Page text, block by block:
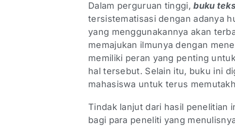
Dalam perguruan tinggi,buku
tersistematisasi dengan adanya
yang menggunakannya akan
memajukan ilmunya dengan
memiliki peran yang penting
hal tersebut. Selain itu, buku ini
mahasiswa untuk terus
Tindak lanjut dari hasil penelitian
bagi para peneliti yang